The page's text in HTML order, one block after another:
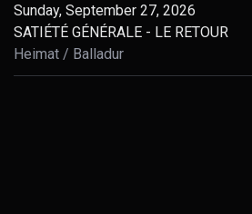
Sunday, September 27, 2026
SATIÉTÉ GÉNÉRALE - LE RETOUR
Heimat
Balladur